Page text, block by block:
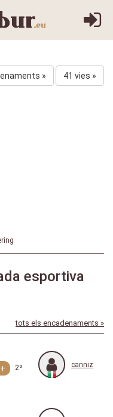
» 41 vies »
esportiva
tots els encadenaments »
2º canniz